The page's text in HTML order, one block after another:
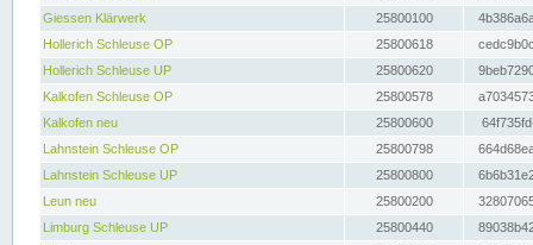
Giessen Klärwerk
25800100
Hollerich Schleuse OP
25800618
Hollerich Schleuse UP
25800620
Kalkofen Schleuse OP
25800578
Kalkofen neu
25800600
Lahnstein Schleuse OP
25800798
Lahnstein Schleuse UP
25800800
Leun neu
25800200
Limburg Schleuse UP
25800440